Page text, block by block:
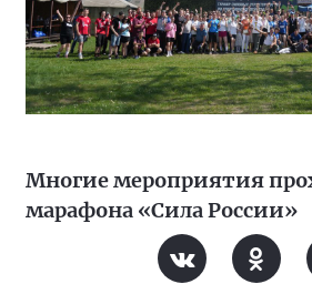
Многие мероприятия
марафона «Сила России»